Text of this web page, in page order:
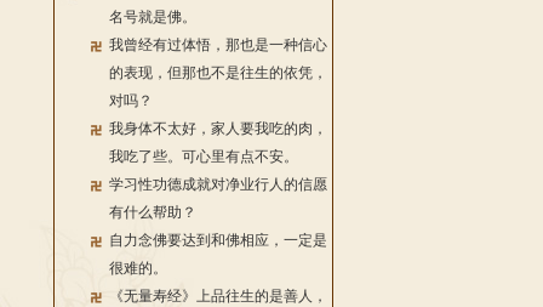
名号就是佛。
我曾经有过体悟，那也是一种信心
的表现，但那也不是往生的依凭，
对吗？
我身体不太好，家人要我吃的肉，
我吃了些。可心里有点不安。
学习性功德成就对净业行人的信愿
有什么帮助？
自力念佛要达到和佛相应，一定是
很难的。
《无量寿经》上品往生的是善人，